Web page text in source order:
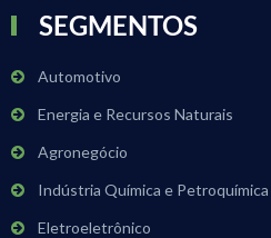
SEGMENTOS
Automotivo
Energia e Recursos Naturais
Agronegócio
Indústria Química e Petroquímica
Eletroeletrônico